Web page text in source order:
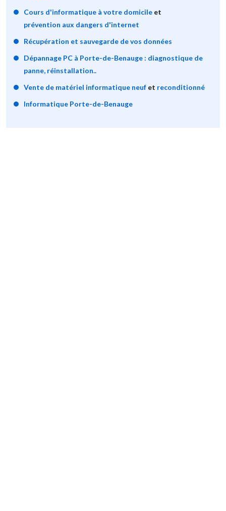
Cours d'informatique à votre domicile et
prévention aux dangers d'internet
Récupération et sauvegarde de vos données
Dépannage PC à Porte-de-Benauge : diagnostique de
panne, réinstallation..
Vente de matériel informatique neuf et reconditionné
Informatique Porte-de-Benauge